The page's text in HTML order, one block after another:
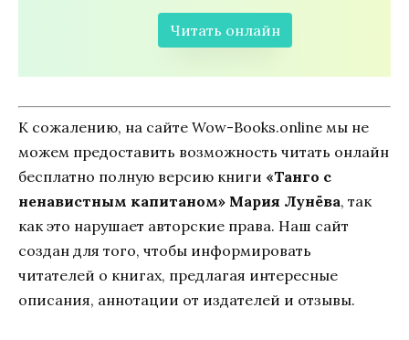
Читать онлайн
К сожалению, на сайте Wow-Books.online мы не
можем предоставить возможность читать онлайн
бесплатно полную версию книги «Танго с
ненавистным капитаном» Мария Лунёва, так
как это нарушает авторские права. Наш сайт
создан для того, чтобы информировать
читателей о книгах, предлагая интересные
описания, аннотации от издателей и отзывы.